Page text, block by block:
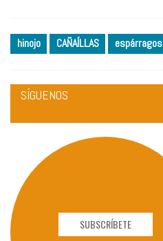
hinojo CAÑAÍLLAS espárragos
SÍGUENOS
SUBSCRÍBETE